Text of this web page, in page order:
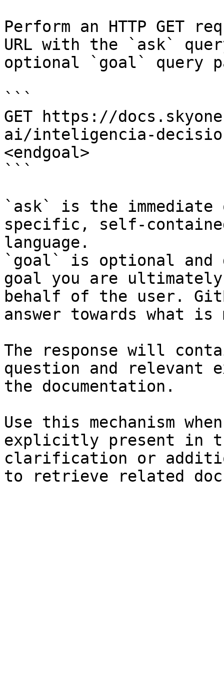
Perform an HTTP GET
URL with the `ask`
optional `goal` query
```
GET https://
ai/inteligencia-
<endgoal>
```
`ask` is the
specific, self-
language.
`goal` is optional and
goal you are
behalf of the user.
answer towards what
The response will
question and relevant
the documentation.
Use this mechanism
explicitly present in
clarification or